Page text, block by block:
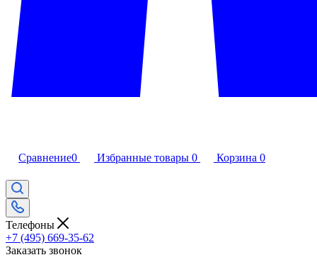
Сравнение0 Избранные товары 0 Корзина 0
Телефоны
+7 (495) 669-35-62
Заказать звонок